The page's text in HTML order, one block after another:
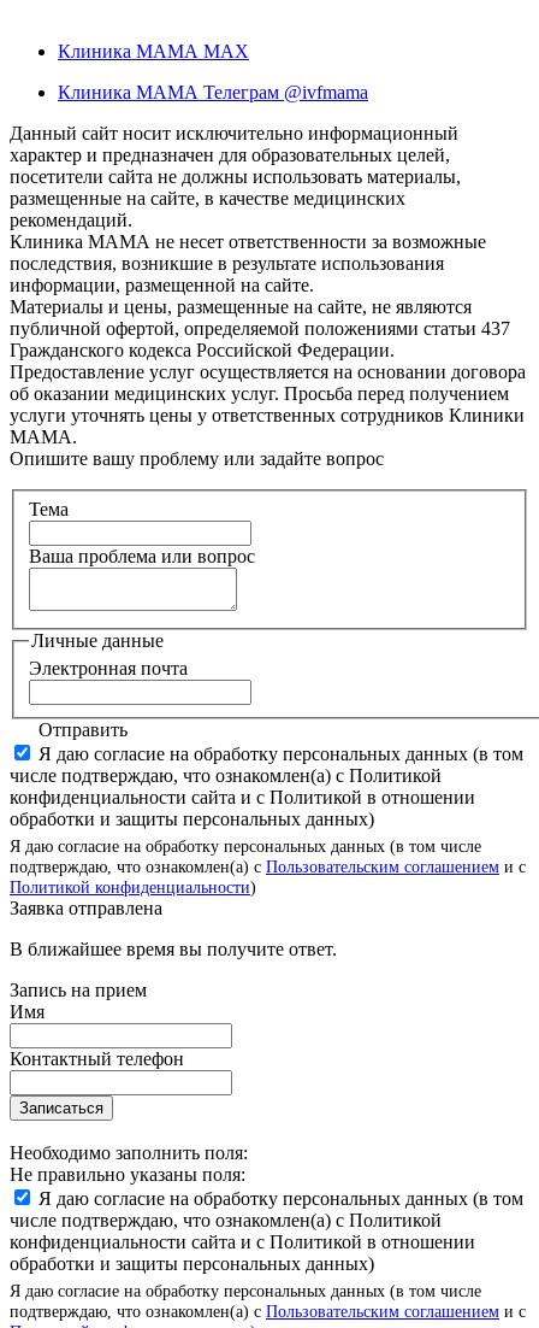
Клиника МАМА MAX
Клиника МАМА Телеграм @ivfmama
Данный сайт носит исключительно информационный
характер и предназначен для образовательных целей,
посетители сайта не должны использовать материалы,
размещенные на сайте, в качестве медицинских
рекомендаций.
Клиника МАМА не несет ответственности за возможные
последствия, возникшие в результате использования
информации, размещенной на сайте.
Материалы и цены, размещенные на сайте, не являются
публичной офертой, определяемой положениями статьи 437
Гражданского кодекса Российской Федерации.
Предоставление услуг осуществляется на основании договора
об оказании медицинских услуг. Просьба перед получением
услуги уточнять цены у ответственных сотрудников Клиники
МАМА.
Опишите вашу проблему или задайте вопрос
Тема
Ваша проблема или вопрос
Личные данные
Электронная почта
Отправить
Я даю согласие на обработку персональных данных (в том
числе подтверждаю, что ознакомлен(а) с Политикой
конфиденциальности сайта и с Политикой в отношении
обработки и защиты персональных данных)
Я даю согласие на обработку персональных данных (в том числе
подтверждаю, что ознакомлен(а) с Пользовательским соглашением и с
Политикой конфиденциальности)
Заявка отправлена
В ближайшее время вы получите ответ.
Запись на прием
Имя
Контактный телефон
Записаться
Необходимо заполнить поля:
Не правильно указаны поля:
Я даю согласие на обработку персональных данных (в том
числе подтверждаю, что ознакомлен(а) с Политикой
конфиденциальности сайта и с Политикой в отношении
обработки и защиты персональных данных)
Я даю согласие на обработку персональных данных (в том числе
подтверждаю, что ознакомлен(а) с Пользовательским соглашением и с